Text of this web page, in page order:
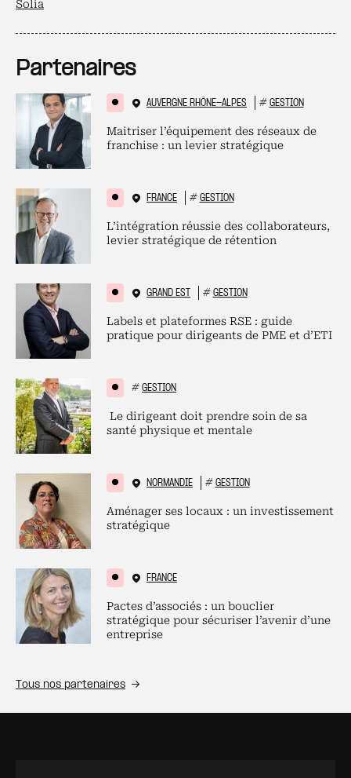
Solia
Partenaires
AUVERGNE RHÔNE-ALPES # GESTION
Maitriser l’équipement des réseaux de
franchise : un levier stratégique
FRANCE # GESTION
L’intégration réussie des collaborateurs,
levier stratégique de rétention
GRAND EST # GESTION
Labels et plateformes RSE : guide
pratique pour dirigeants de PME et d’ETI
# GESTION
Le dirigeant doit prendre soin de sa
santé physique et mentale
NORMANDIE # GESTION
Aménager ses locaux : un investissement
stratégique
FRANCE
Pactes d’associés : un bouclier
stratégique pour sécuriser l’avenir d’une
entreprise
Tous nos partenaires